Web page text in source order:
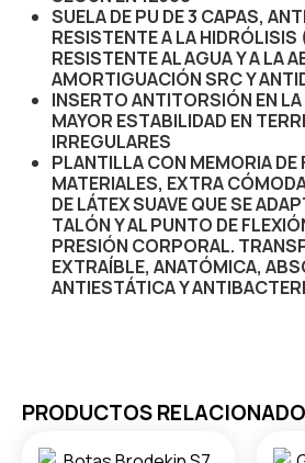
SUELA DE PU DE 3 CAPAS,
RESISTENTE A LA
RESISTENTE AL AGUA Y A LA
AMORTIGUACIÓN SRC Y
INSERTO ANTITORSIÓN EN
MAYOR ESTABILIDAD EN
IRREGULARES
PLANTILLA CON MEMORIA DE
MATERIALES, EXTRA
DE LÁTEX SUAVE QUE SE
TALÓN Y AL PUNTO DE
PRESIÓN CORPORAL.
EXTRAÍBLE, ANATÓMICA,
ANTIESTÁTICA Y
PRODUCTOS